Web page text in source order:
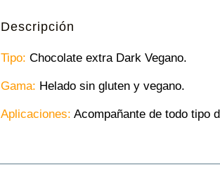
Descripción
Tipo: Chocolate extra Dark Vegano.
Gama: Helado sin gluten y vegano.
Aplicaciones: Acompañante de todo tipo